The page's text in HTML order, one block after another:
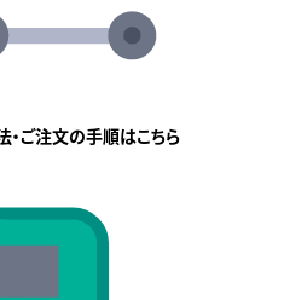
ご注文の手順はこちら